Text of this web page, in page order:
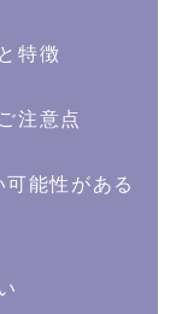
特徴
注意点
能性がある